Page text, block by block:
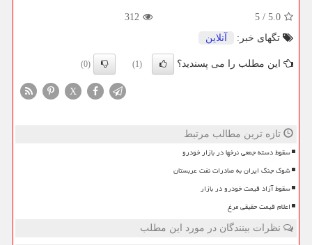
5.0
/
5
312
تگهای خبر:
آنلاین
این مطلب را می پسندید؟ (1)
(0)
X
تازه ترین مطالب مرتبط
سقوط دسته جمعی نرخها در بازار خودرو
شوک جنگ ایران به صادرات نفت عربستان
سقوط آزاد قیمت خودرو در بازار
اعلام قیمت حقیقی مرغ
نظرات بینندگان در مورد این مطلب